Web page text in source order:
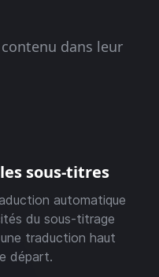
dans leur
sous-titres
automatique
du sous-titrage
traduction haut
départ.